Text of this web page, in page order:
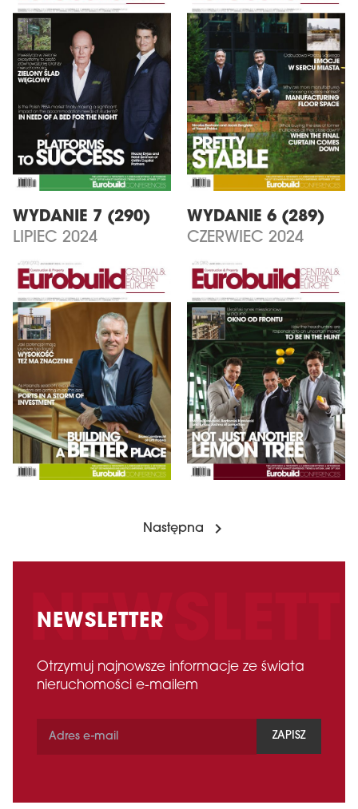
WYDANIE 7 (290)
LIPIEC 2024
WYDANIE 6 (289)
CZERWIEC 2024
Następna
NEWSLETTER
Otrzymuj najnowsze informacje ze świata
nieruchomości e-mailem
ZAPISZ